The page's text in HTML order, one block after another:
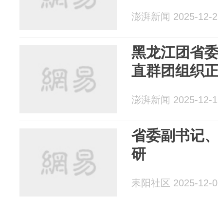
澎湃新闻 2025-12-
黑龙江团省
直群团组织
澎湃新闻 2025-12-
省委副书记
研
耒阳社区 2025-12-